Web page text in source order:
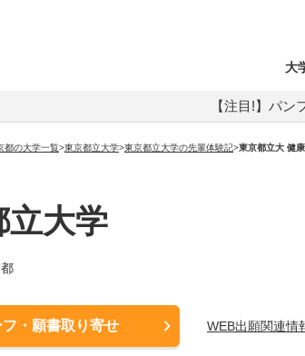
大
【注目!】パ
都の大学一覧>東京都立大学>東京都立大学の先輩体験記>東京都立大 健
立大学
・願書取り寄せ WEB出願関連情